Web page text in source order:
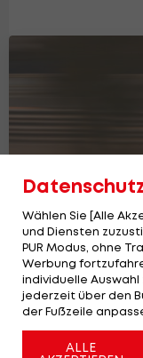
Mercedes-
mit Bestzeit
Formel 1
Wählen Sie [Alle
und Diensten
PUR Modus, ohne
Werbung
individuelle
jederzeit über den
der Fußzeile
ALLE